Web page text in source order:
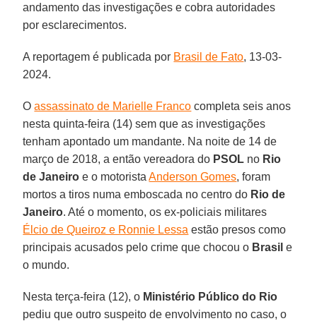
andamento das investigações e cobra autoridades
por esclarecimentos.
A reportagem é publicada por Brasil de Fato, 13-03-
2024.
Oassassinato de Marielle Franco completa seis anos
nesta quinta-feira (14) sem que as investigações
tenham apontado um mandante. Na noite de 14 de
março de 2018, a então vereadora do PSOL no Rio
de Janeiro e o motoristaAnderson Gomes, foram
mortos a tiros numa emboscada no centro do Rio de
Janeiro. Até o momento, os ex-policiais militares
Élcio de Queiroz e Ronnie Lessa estão presos como
principais acusados pelo crime que chocou o Brasil e
o mundo.
Nesta terça-feira (12), o Ministério Público do Rio
pediu que outro suspeito de envolvimento no caso, o